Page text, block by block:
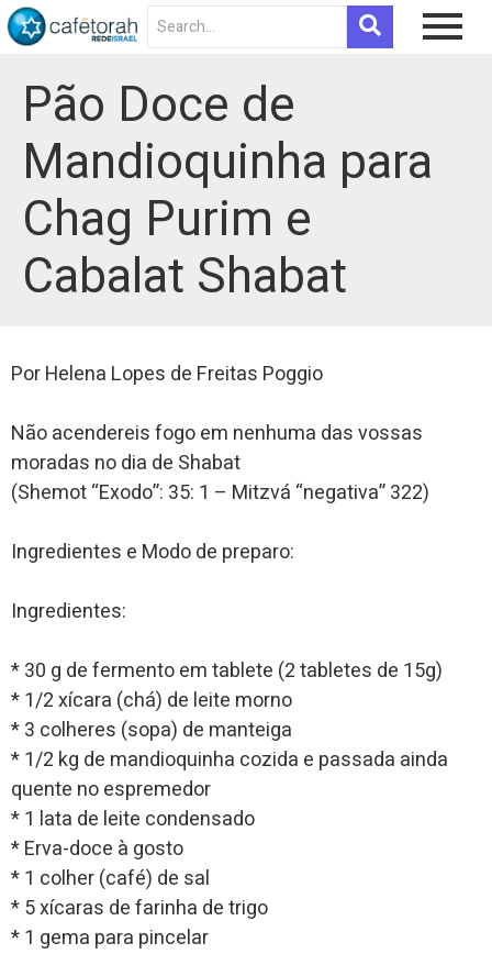
Pão Doce de
Mandioquinha para
Chag Purim e
Cabalat Shabat
Por Helena Lopes de Freitas Poggio
Não acendereis fogo em nenhuma das vossas
moradas no dia de Shabat
(Shemot “Exodo”: 35: 1 – Mitzvá “negativa” 322)
Ingredientes e Modo de preparo:
Ingredientes:
* 30 g de fermento em tablete (2 tabletes de 15g)
* 1/2 xícara (chá) de leite morno
* 3 colheres (sopa) de manteiga
* 1/2 kg de mandioquinha cozida e passada ainda
quente no espremedor
* 1 lata de leite condensado
* Erva-doce à gosto
* 1 colher (café) de sal
* 5 xícaras de farinha de trigo
* 1 gema para pincelar